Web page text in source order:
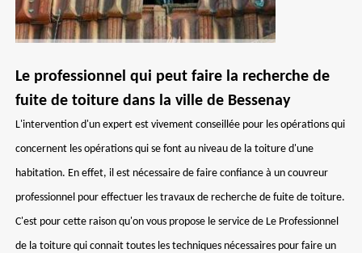
Le professionnel qui peut faire la recherche de
fuite de toiture dans la ville de Bessenay
L'intervention d'un expert est vivement conseillée pour les opérations qui
concernent les opérations qui se font au niveau de la toiture d'une
habitation. En effet, il est nécessaire de faire confiance à un couvreur
professionnel pour effectuer les travaux de recherche de fuite de toiture.
C'est pour cette raison qu'on vous propose le service de Le Professionnel
de la toiture qui connait toutes les techniques nécessaires pour faire un